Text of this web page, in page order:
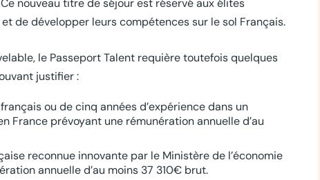
nouveau titre de séjour est réservé aux élites
de développer leurs compétences sur le sol Français.
le Passeport Talent requière toutefois quelques
justifier :
ou de cinq années d’expérience dans un
France prévoyant une rémunération annuelle d’au
reconnue innovante par le Ministère de l’économie
annuelle d’au moins 37 310€ brut.